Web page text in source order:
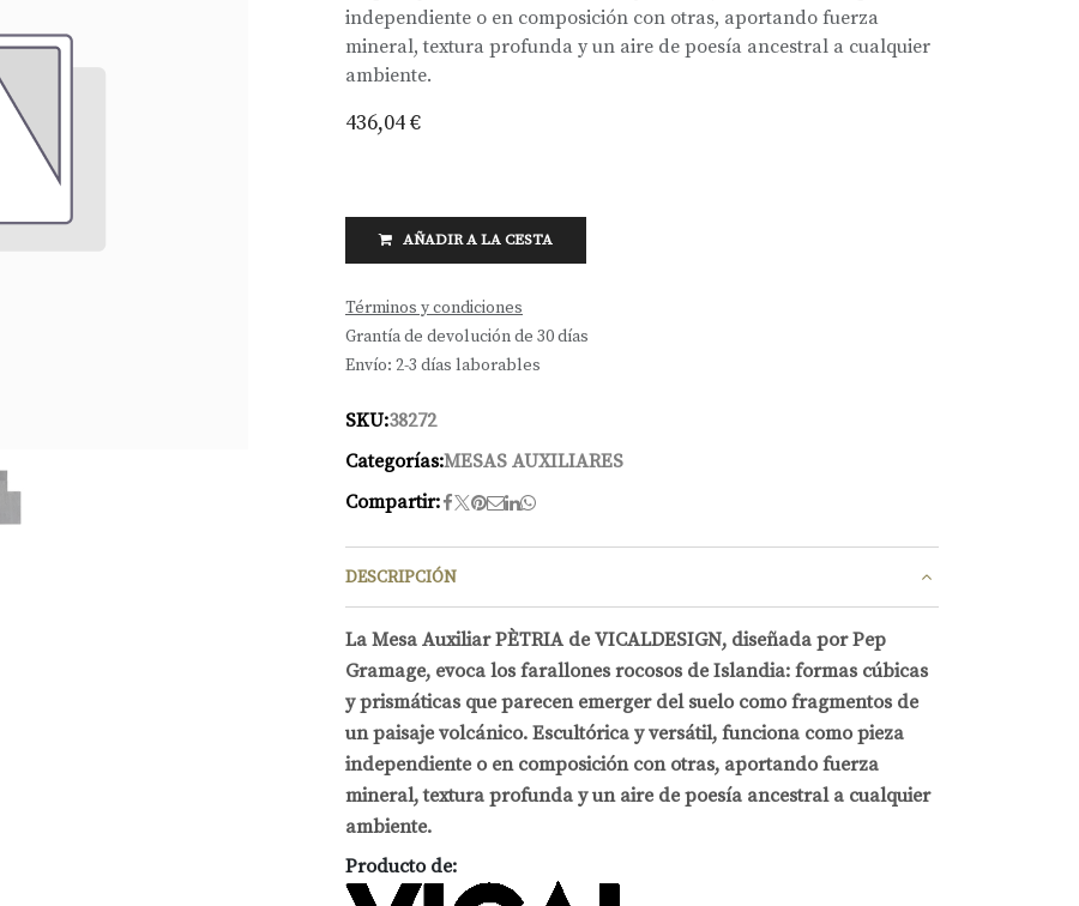
independiente o en composición con otras, aportando fuerza
mineral, textura profunda y un aire de poesía ancestral a cualquier
ambiente.
436,04€
AÑADIR A LA CESTA
Términos y condiciones
Grantía de devolución de 30 días
Envío: 2-3 días laborables
SKU:38272
Categorías:MESAS AUXILIARES
Compartir:
DESCRIPCIÓN
La Mesa Auxiliar PÈTRIA de VICALDESIGN, diseñada por Pep
Gramage, evoca los farallones rocosos de Islandia: formas cúbicas
y prismáticas que parecen emerger del suelo como fragmentos de
un paisaje volcánico. Escultórica y versátil, funciona como pieza
independiente o en composición con otras, aportando fuerza
mineral, textura profunda y un aire de poesía ancestral a cualquier
ambiente.
Producto de: